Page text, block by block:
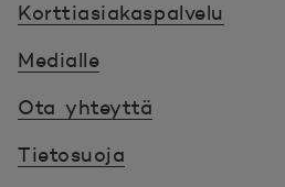
Korttiasiakaspalvelu
Medialle
Ota yhteyttä
Tietosuoja